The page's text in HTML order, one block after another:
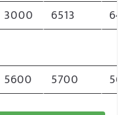
3000 6513
5600 5700